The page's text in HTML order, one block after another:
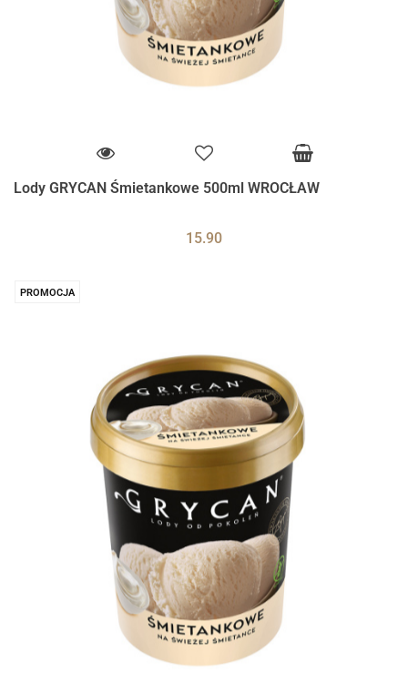
Lody GRYCAN Śmietankowe 500ml WROCŁAW
15.90
PROMOCJA